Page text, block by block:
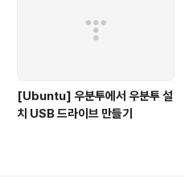
[Ubuntu] 우분투에서 우분투 설
치 USB 드라이브 만들기